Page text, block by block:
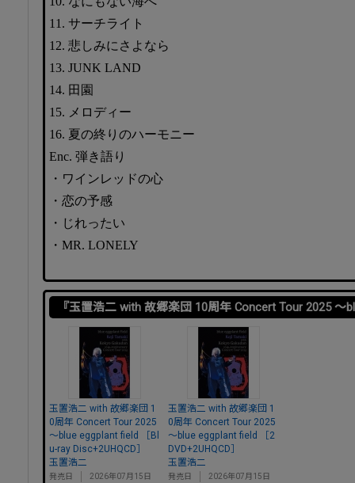
11. サーチライト
12. 悲しみにさよなら
13. JUNK LAND
14. 田園
15. メロディー
16. 夏の終りのハーモニー
Enc. 弾き語り
・ワインレッドの心
・恋の予感
・じれったい
・MR. LONELY
『玉置浩二 with 故郷楽団 10周年 Concert Tour 2025 ～
玉置浩二 with 故郷楽団 1
0周年 Concert Tour 2025
～blue eggplant field ［Bl
u-ray Disc+2UHQCD］
玉置浩二
発売日
2026年07月15日
玉置浩二 with 故郷楽団 1
0周年 Concert Tour 2025
～blue eggplant field ［2
DVD+2UHQCD］
玉置浩二
発売日
2026年07月15日